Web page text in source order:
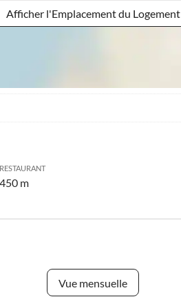
Afficher l'Emplacement du Logement
RESTAURANT
450 m
Vue mensuelle